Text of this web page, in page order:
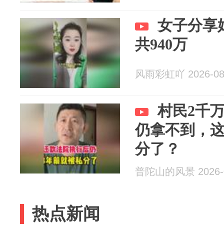
女子分享
共940万
风雨彩虹吖 2026-
村民2千
仍拿不到，
分了？
普陀山的风景
热点新闻